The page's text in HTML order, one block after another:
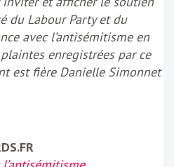
du Labour Party et du
avec l’antisémitisme en
enregistrées par ce
est fière Danielle Simonnet